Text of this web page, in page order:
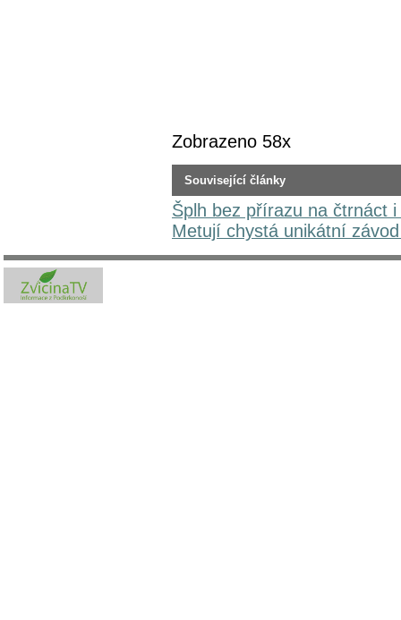
Zobrazeno 58x
Související články
Šplh bez přírazu na čtrnáct
Metují chystá unikátní